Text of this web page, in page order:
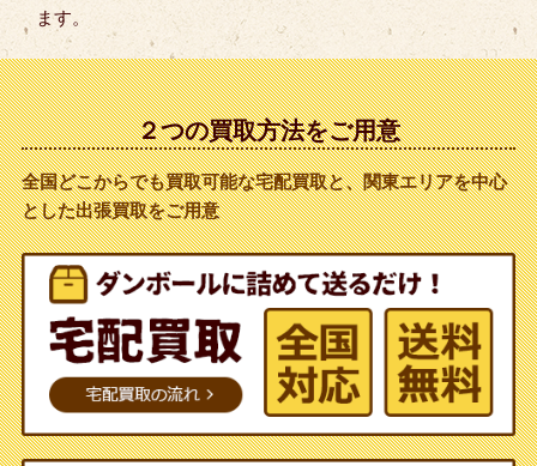
ます。
２つの買取方法をご用意
全国どこからでも買取可能な宅配買取と、関東エリアを中心
とした出張買取をご用意